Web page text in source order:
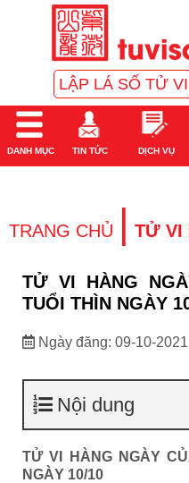
LẬP LÁ SỐ TỬ VI
DANH MỤC TIN TỨC DỊCH VỤ
TRANG CHỦ | TỬ VI
TỬ VI HÀNG
TUỔI THÌN NGÀY
Ngày đăng: 09-10-2021
Nội dung
TỬ VI HÀNG NGÀY
NGÀY 10/10